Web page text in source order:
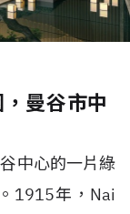
曼谷市中
中心的一片綠
1915年，Nai